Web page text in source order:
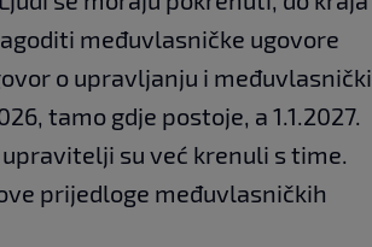
međuvlasničke ugovore
o upravljanju i međuvlasnički
tamo gdje postoje, a 1.1.2027.
su već krenuli s time.
prijedloge međuvlasničkih